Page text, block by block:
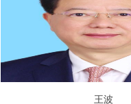
王波